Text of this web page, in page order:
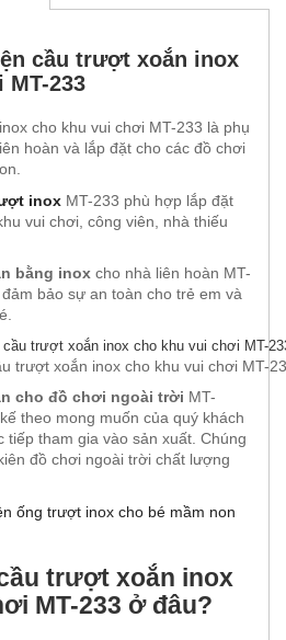
cầu trượt xoắn inox
233
cho khu vui chơi MT-233 là phụ
hoàn và lắp đặt cho các đồ chơi
inox MT-233 phù hợp lắp đặt
vui chơi, công viên, nhà thiếu
bằng inox cho nhà liên hoàn MT-
bảo sự an toàn cho trẻ em và
trượt xoắn inox cho khu vui chơi MT-
cho đồ chơi ngoài trời MT-
theo mong muốn của quý khách
tham gia vào sản xuất. Chúng
đồ chơi ngoài trời chất lượng
ống trượt inox cho bé mầm non
trượt xoắn inox
MT-233 ở đâu?